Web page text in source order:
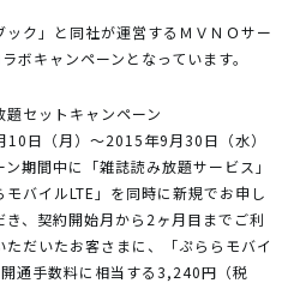
ク」と同社が運営するＭＶＮＯサー
ボキャンペーンとなっています。
題セットキャンペーン
10日（月）～2015年9月30日（水）
ン期間中に「雑誌読み放題サービス」
モバイルLTE」を同時に新規でお申し
き、契約開始月から2ヶ月目までご利
ただいたお客さまに、「ぷららモバイ
開通手数料に相当する3,240円（税